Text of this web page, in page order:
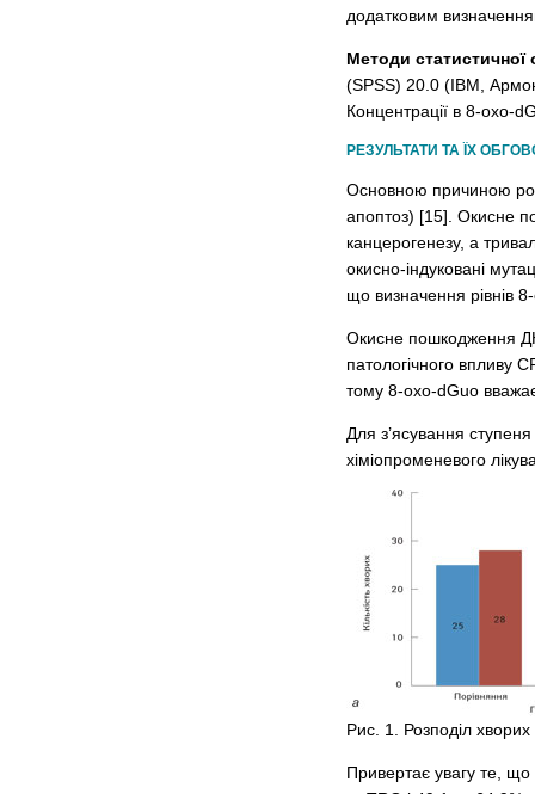
додатковим
Методи статистичної
(SPSS) 20.0 (IBM,
Концентрації в 8-oxo-
РЕЗУЛЬТАТИ ТА ЇХ
Основною причиною
апоптоз) [15]. Окисне
канцерогенезу, а
окисно-індуковані
що визначення рівнів
Окисне пошкодження
патологічного впливу
тому 8-oxo-dGuо
Для з’ясування
хіміопроменевого
Рис. 1. Розподіл
Привертає увагу те, що